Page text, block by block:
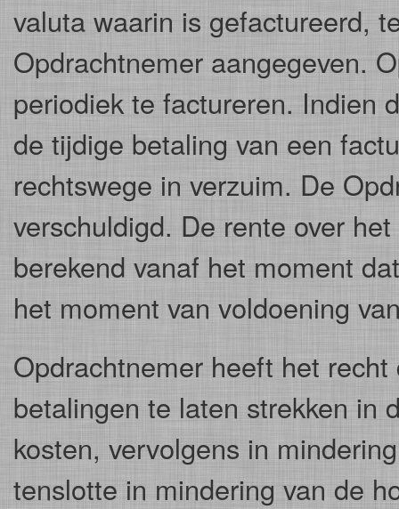
valuta waarin is gefactureerd,
Opdrachtnemer aangegeven.
periodiek te factureren. Indien
de tijdige betaling van een
rechtswege in verzuim. De
verschuldigd. De rente over
berekend vanaf het moment
het moment van voldoening
Opdrachtnemer heeft het
betalingen te laten strekken in
kosten, vervolgens in
tenslotte in mindering van de